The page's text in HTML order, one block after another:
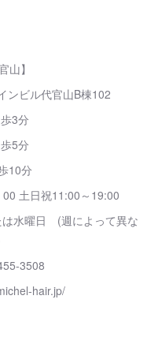
山】
ビル代官山B棟102
3分
5分
10分
00 土日祝11:00～19:00
は水曜日 (週によって異な
3508
hair.jp/